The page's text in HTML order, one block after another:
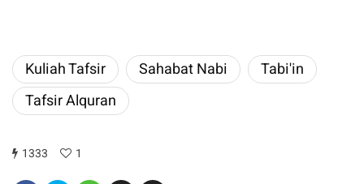
Kuliah Tafsir Sahabat Nabi
Tabi'in
Tafsir Alquran
1333 1